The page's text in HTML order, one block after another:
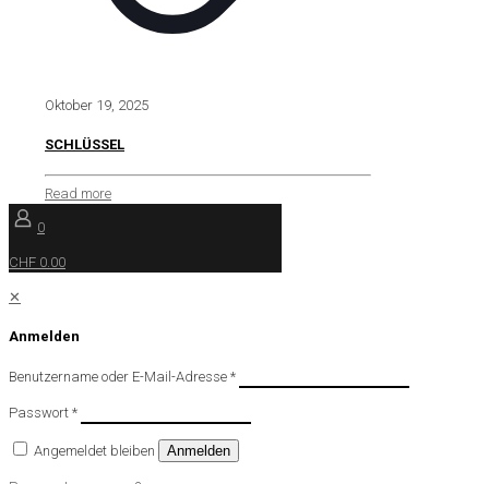
Oktober 19, 2025
SCHLÜSSEL
Read more
0
CHF 0.00
✕
Anmelden
Benutzername oder E-Mail-Adresse *
Passwort *
Angemeldet bleiben Anmelden